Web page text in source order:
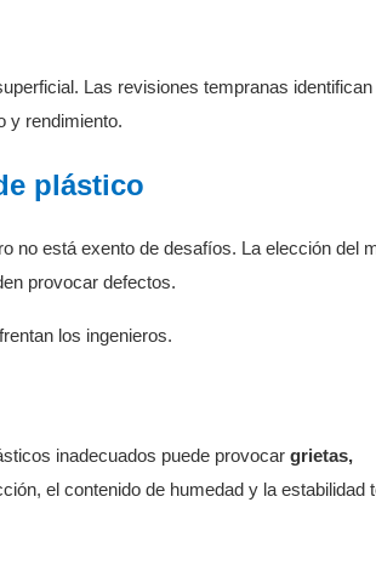
Las revisiones tempranas identifican
y rendimiento.
plástico
no está exento de desafíos. La elección del
provocar defectos.
los ingenieros.
inadecuados puede provocar grietas,
el contenido de humedad y la estabilidad